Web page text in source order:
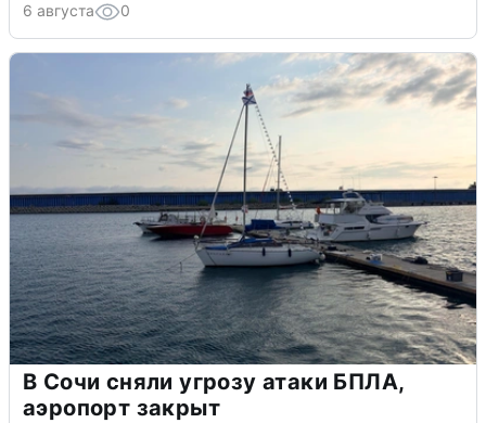
6 августа 0
В Сочи сняли угрозу атаки БПЛА,
аэропорт закрыт